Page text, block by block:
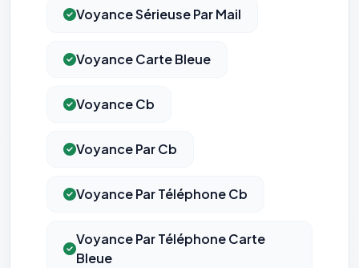
Voyance Sérieuse Par Mail
Voyance Carte Bleue
Voyance Cb
Voyance Par Cb
Voyance Par Téléphone Cb
Voyance Par Téléphone Carte
Bleue